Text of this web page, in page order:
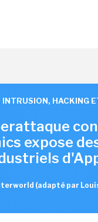
INTRUSION, HACKING
expose
(adapté par